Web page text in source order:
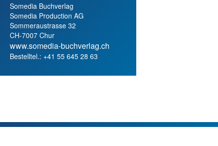
Somedia Buchverlag
Somedia Production AG
Sommeraustrasse 32
CH-7007 Chur
www.somedia-buchverlag.ch
Bestelltel.: +41 55 645 28 63